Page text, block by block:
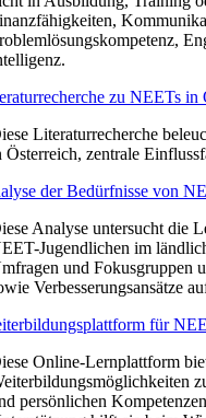
zu NEETs in
Literaturrecherche
Österreich, zentrale
der Bedürfnisse von
Analyse untersucht die
Jugendlichen im
und Fokusgruppen
Verbesserungsansätze
für
Online-Lernplattform
persönlichen